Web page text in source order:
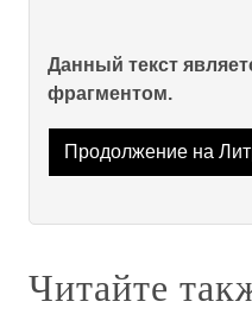
Данный текст
фрагментом.
Продолжение на
Читайте